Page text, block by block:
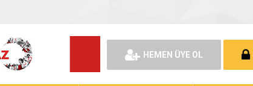
HEMEN ÜYE OL